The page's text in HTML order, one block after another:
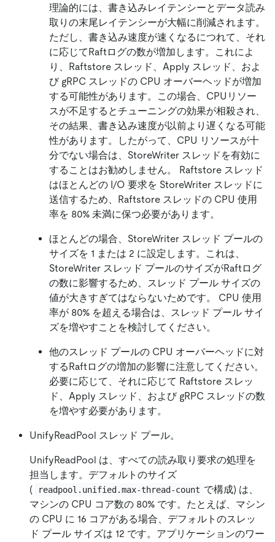
理論的には、書き込みレイテンシーとデータ読み
取りの末尾レイテンシーが大幅に削減されます。
ただし、書き込み速度が速くなるにつれて、それ
に応じてRaftログの数が増加します。これによ
り、Raftstore スレッド、Apply スレッド、およ
び gRPC スレッドの CPU オーバーヘッドが増加
する可能性があります。この場合、CPUリソー
スが不足するとチューニングの効果が相殺され、
その結果、書き込み速度が以前より遅くなる可能
性があります。したがって、CPU リソースが十
分でない場合は、StoreWriter スレッドを有効に
することはお勧めしません。 Raftstore スレッド
はほとんどの I/O 要求を StoreWriter スレッドに
送信するため、Raftstore スレッドの CPU 使用
率を 80% 未満に保つ必要があります。
ほとんどの場合、StoreWriter スレッド プールの
サイズを 1 または 2 に設定します。これは、
StoreWriter スレッド プールのサイズがRaftログ
の数に影響するため、スレッド プール サイズの
値が大きすぎてはならないためです。 CPU 使用
率が 80% を超える場合は、スレッド プール サイ
ズを増やすことを検討してください。
他のスレッド プールの CPU オーバーヘッドに対
するRaftログの増加の影響に注意してください。
必要に応じて、それに応じて Raftstore スレッ
ド、Apply スレッド、および gRPC スレッドの数
を増やす必要があります。
UnifyReadPool スレッド プール。
UnifyReadPool は、すべての読み取り要求の処理を
担当します。デフォルトのサイズ
(
readpool.unified.max-thread-count で構成) は、
マシンの CPU コア数の 80% です。たとえば、マシン
の CPU に 16 コアがある場合、デフォルトのスレッ
ド プール サイズは 12 です。アプリケーションのワー